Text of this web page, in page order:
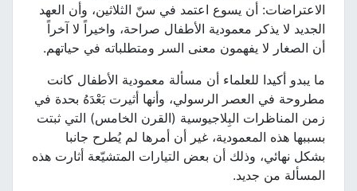
الاعتراضات: أن يسوع اعتمد في سنّ الثلاثين، وأن العهد
الجديد لا يذكر معمودية الأطفال صراحة، واخيراً لا آخراً
أن الصغار لا يفهمون معنى السر ومتطلباته في حياتهم.
ما يبدو أكيدا للعلماء أن مسألة معمودية الأطفال كانت
مطروحة في العصر الرسولي، وأنها أثيرت بَعْدَهُ بحدة في
زمن المناظرات البِلاجيوسية (القرن الخامس) التي ثبتت
بسببها هذه المعمودية، غير أن أمرها لم يُطرح جانبا
بشكل نهائي، وذلك أن بعض التيارات المتشيّعة أثارت هذه
المسألة من جديد.